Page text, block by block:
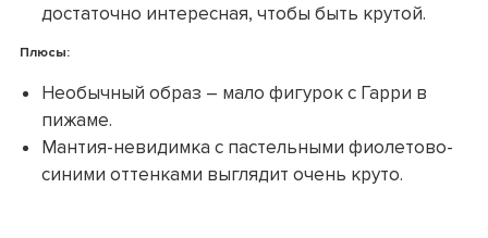
достаточно интересная, чтобы быть крутой.
Плюсы:
Необычный образ – мало фигурок с Гарри в
пижаме.
Мантия-невидимка с пастельными фиолетово-
синими оттенками выглядит очень круто.